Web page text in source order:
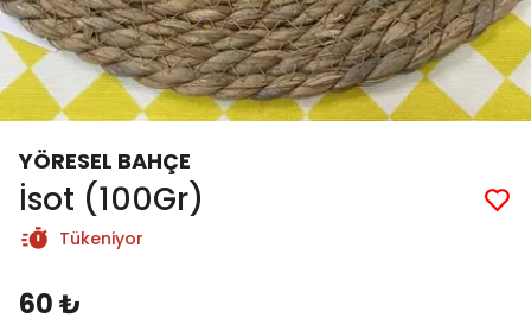
YÖRESEL BAHÇE
İsot (100Gr)
Tükeniyor
60 ₺